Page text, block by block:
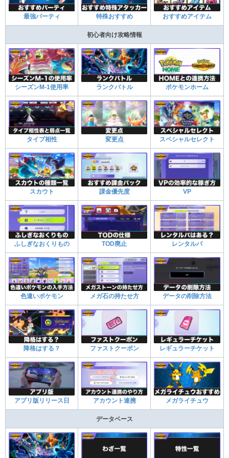
最強パーティ 特殊おすすめ おすすめアイテム
初心者向け攻略情報
シーズンM-1使用率 ランクバトル ポケモンホーム
タイプ相性 変更点 スペシャルセレクト
スカウト 課金優先度 VP
ふしぎなおくりもの TOD廃止 レンタルパ
色違いポケモン メガ石の持たせ方 データの削除方法
降格はする？ ファストクーポン レギュラーチケット
アプリ版リリース日 アカウント連携 メガライチュウ
データベース